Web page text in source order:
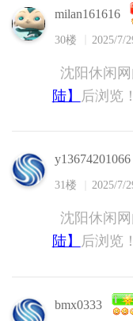
milan161616
30楼 2025/7/
沈阳休闲
陆】
后浏览！
y13674201066
31楼 2025/7/
沈阳休闲
陆】
后浏览！
bmx0333